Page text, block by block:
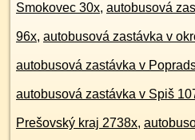
Smokovec 30x, autobusová
96x, autobusová zastávka v
autobusová zastávka v
autobusová zastávka v Spiš
Prešovský kraj 2738x,